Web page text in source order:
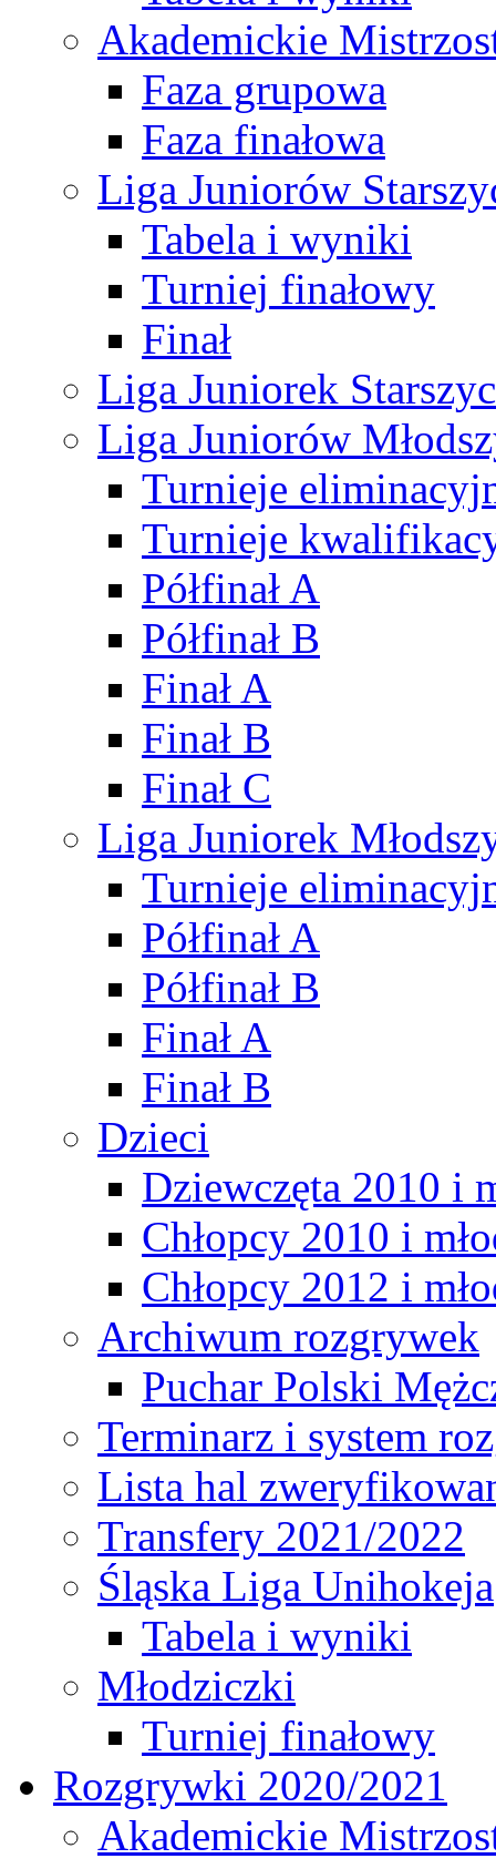
Akademickie
Faza grupowa
Faza finałowa
Liga Juniorów
Tabela i wyniki
Turniej finałowy
Finał
Liga Juniorek
Liga Juniorów
Turnieje
Turnieje
Półfinał A
Półfinał B
Finał A
Finał B
Finał C
Liga Juniorek
Turnieje
Półfinał A
Półfinał B
Finał A
Finał B
Dzieci
Dziewczęta 2010 i
Chłopcy 2010 i
Chłopcy 2012 i
Archiwum rozgrywek
Puchar Polski
Terminarz i system
Lista hal
Transfery 2021/2022
Śląska Liga Unihokeja
Tabela i wyniki
Młodziczki
Turniej finałowy
Rozgrywki 2020/2021
Akademickie